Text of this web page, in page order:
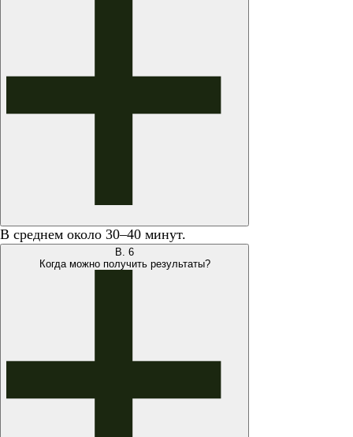
В среднем около 30–40 минут.
В. 6
Когда можно получить результаты?